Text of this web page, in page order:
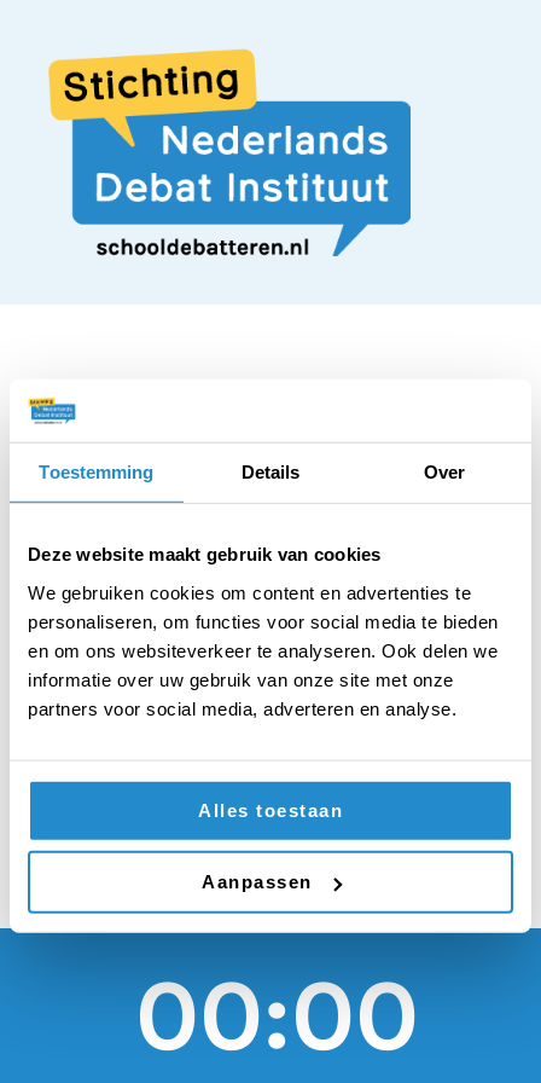
Toestemming Details Over
Deze website maakt gebruik van cookies
We gebruiken cookies om content en advertenties te
personaliseren, om functies voor social media te bieden
en om ons websiteverkeer te analyseren. Ook delen we
informatie over uw gebruik van onze site met onze
partners voor social media, adverteren en analyse.
Alles toestaan
Aanpassen
STELLING
Wereldwijd moet na
elke verkiezing de
regeringsleider een
ander geslacht
hebben dan de
voorganger
00:00